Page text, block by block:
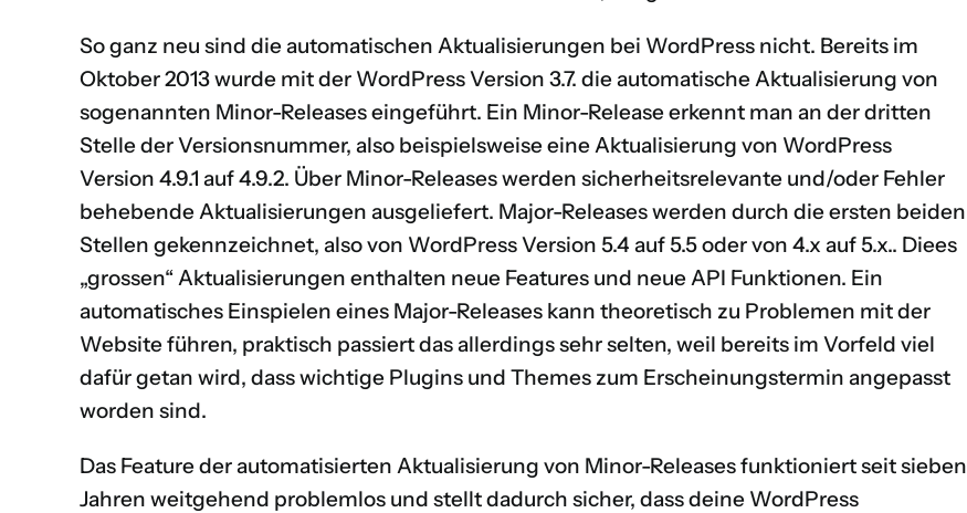
So ganz neu sind die automatischen Aktualisierungen bei WordPress nicht. Bereits im
Oktober 2013 wurde mit der WordPress Version 3.7. die automatische Aktualisierung von
sogenannten Minor-Releases eingeführt. Ein Minor-Release erkennt man an der dritten
Stelle der Versionsnummer, also beispielsweise eine Aktualisierung von WordPress
Version 4.9.1 auf 4.9.2. Über Minor-Releases werden sicherheitsrelevante und/oder Fehler
behebende Aktualisierungen ausgeliefert. Major-Releases werden durch die ersten beiden
Stellen gekennzeichnet, also von WordPress Version 5.4 auf 5.5 oder von 4.x auf 5.x.. Diees
„grossen“ Aktualisierungen enthalten neue Features und neue API Funktionen. Ein
automatisches Einspielen eines Major-Releases kann theoretisch zu Problemen mit der
Website führen, praktisch passiert das allerdings sehr selten, weil bereits im Vorfeld viel
dafür getan wird, dass wichtige Plugins und Themes zum Erscheinungstermin angepasst
worden sind.
Das Feature der automatisierten Aktualisierung von Minor-Releases funktioniert seit sieben
Jahren weitgehend problemlos und stellt dadurch sicher, dass deine WordPress